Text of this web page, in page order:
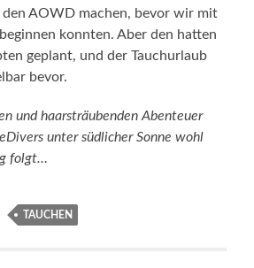
AOWD machen, bevor wir mit
konnten. Aber den hatten
geplant, und der Tauchurlaub
bevor.
und haarsträubenden Abenteuer
unter südlicher Sonne wohl
folgt…
TAUCHEN